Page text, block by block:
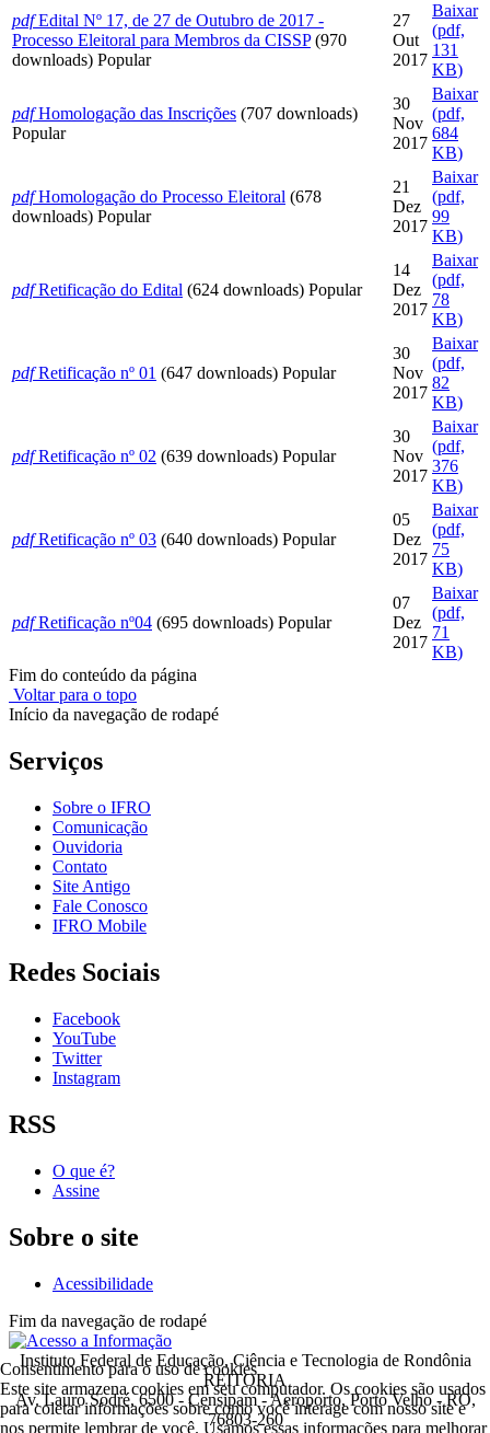
pdf Edital Nº 17, de 27 de Outubro de 2017 -
Processo Eleitoral para Membros da CISSP (970
downloads) Popular
27
Out
2017
Baixar
(pdf,
131
KB)
pdf Homologação das Inscrições (707 downloads)
Popular
30
Nov
2017
Baixar
(pdf,
684
KB)
pdf Homologação do Processo Eleitoral (678
downloads) Popular
21
Dez
2017
Baixar
(pdf,
99
KB)
pdf Retificação do Edital (624 downloads) Popular
14
Dez
2017
Baixar
(pdf,
78
KB)
pdf Retificação nº 01 (647 downloads) Popular
30
Nov
2017
Baixar
(pdf,
82
KB)
pdf Retificação nº 02 (639 downloads) Popular
30
Nov
2017
Baixar
(pdf,
376
KB)
pdf Retificação nº 03 (640 downloads) Popular
05
Dez
2017
Baixar
(pdf,
75
KB)
pdf Retificação nº04 (695 downloads) Popular
07
Dez
2017
Baixar
(pdf,
71
KB)
Fim do conteúdo da página
Voltar para o topo
Início da navegação de rodapé
Serviços
Sobre o IFRO
Comunicação
Ouvidoria
Contato
Site Antigo
Fale Conosco
IFRO Mobile
Redes Sociais
Facebook
YouTube
Twitter
Instagram
RSS
O que é?
Assine
Sobre o site
Acessibilidade
Fim da navegação de rodapé
Instituto Federal de Educação, Ciência e Tecnologia de Rondônia
REITORIA
Av. Lauro Sodré, 6500 - Censipam - Aeroporto, Porto Velho - RO,
76803-260
Consentimento para o uso de cookies
Este site armazena cookies em seu computador. Os cookies são usados
para coletar informações sobre como você interage com nosso site e
nos permite lembrar de você. Usamos essas informações para melhorar